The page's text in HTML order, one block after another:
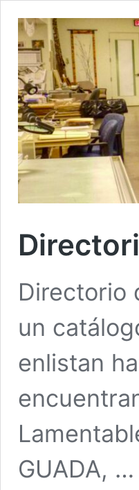
Directorio
un
enlistan
GUADA, …